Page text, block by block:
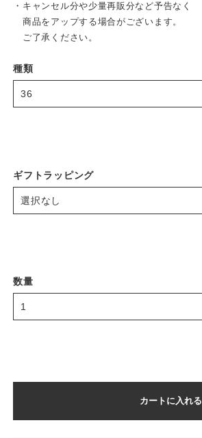
・キャンセル分や少量再販分など予告なく
商品をアップする場合がございます。
ご了承ください。
種類
ギフトラッピング
数量
カートに入れる